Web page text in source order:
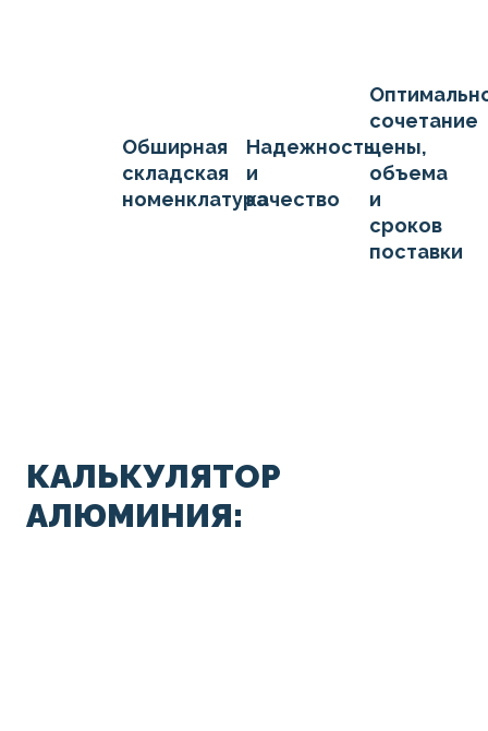
Обширная
складская
номенклатура
Надежность
и
качество
сочетание
цены,
объема
и
сроков
поставки
КАЛЬКУЛЯТОР
АЛЮМИНИЯ: